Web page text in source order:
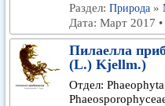
Раздел: Природа »
Дата: Март 2017
Пилаелла
(L.) Kjellm.)
Отдел: